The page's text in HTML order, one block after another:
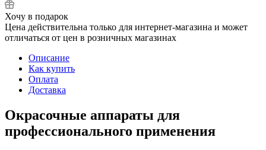
Хочу в подарок
Цена действительна только для интернет-магазина и может
отличаться от цен в розничных магазинах
Описание
Как купить
Оплата
Доставка
Окрасочные аппараты для
профессионального применения